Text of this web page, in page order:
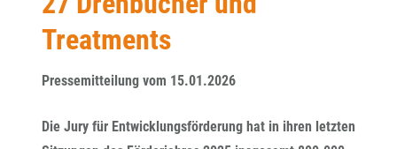
Treatments
Pressemitteilung vom 15.01.2026
Die Jury für Entwicklungsförderung hat in ihren letzten